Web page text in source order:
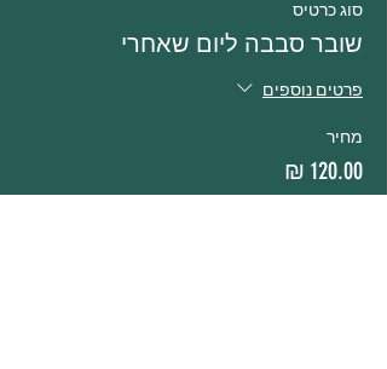
סוג כרטיס
שובר סבבה ליום שאחרי
פרטים נוספים
מחיר